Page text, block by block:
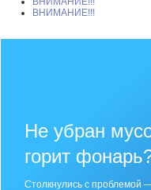
ВНИМАНИЕ!!!
Не убран
горит
Столкнулись с проблемой